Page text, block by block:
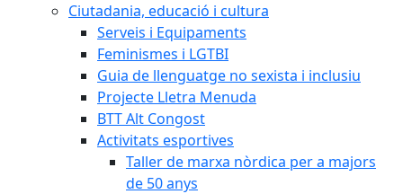
Ciutadania, educació i cultura
Serveis i Equipaments
Feminismes i LGTBI
Guia de llenguatge no sexista i inclusiu
Projecte Lletra Menuda
BTT Alt Congost
Activitats esportives
Taller de marxa nòrdica per a majors
de 50 anys